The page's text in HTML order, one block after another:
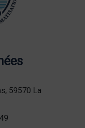
59570 La